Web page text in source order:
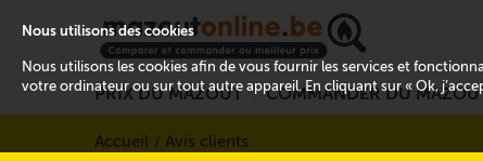
PRIX DU MAZOUT COMMANDER DU
Accueil Avis clients
Nous utilisons des cookies
Nous utilisons les cookies afin de vous fournir les services et
votre ordinateur ou sur tout autre appareil. En cliquant sur « Ok,